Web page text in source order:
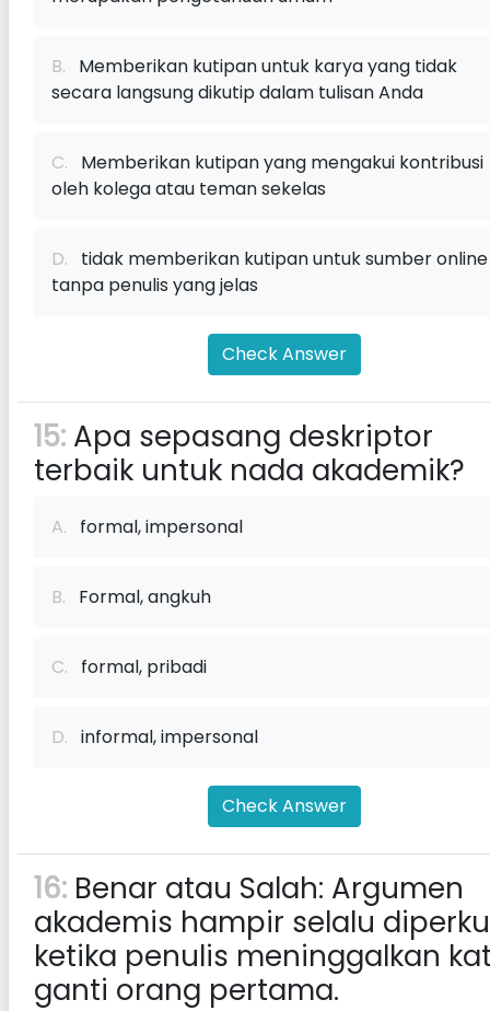
B. Memberikan kutipan untuk karya yang tidak
secara langsung dikutip dalam tulisan Anda
C. Memberikan kutipan yang mengakui kontribusi
oleh kolega atau teman sekelas
D. tidak memberikan kutipan untuk sumber online
tanpa penulis yang jelas
Check Answer
15: Apa sepasang deskriptor
terbaik untuk nada akademik?
A. formal, impersonal
B. Formal, angkuh
C. formal, pribadi
D. informal, impersonal
Check Answer
16: Benar atau Salah: Argumen
akademis hampir selalu
ketika penulis meninggalkan
ganti orang pertama.